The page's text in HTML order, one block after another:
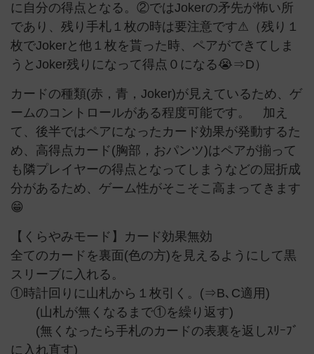
に自分の得点となる。②ではJokerの矛先が怖い所
であり、残り手札１枚の時は要注意です⚠（残り１
枚でJokerと他１枚を貰った時、ペアができてしま
うとJoker残りになって得点０になる😭⇒D）
カードの種類(赤，青，Joker)が見えているため、ゲ
ームのコントロールがある程度可能です。 加え
て、後半ではペアになったカード効果が発動するた
め、高得点カード(胸部，おパンツ)はペアが揃って
も隣プレイヤーの得点となってしまうなどの屈折成
分があるため、ゲーム性がそこそこ高まってきます
😁
【くらやみモード】カード効果無効
全てのカードを裏面(色の方)を見えるようにして黒
スリーブに入れる。
①時計回りに山札から１枚引く。(⇒B､C適用)
(山札が無くなるまで①を繰り返す)
(無くなったら手札のカードの表裏を返しｽﾘｰﾌﾞ
に入れ直す)